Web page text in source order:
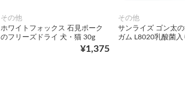
その他
ホワイトフォックス 石見ポーク
のフリーズドライ 犬・猫 30g
¥1,375
その他
サンライズ ゴン太
ガム L8020乳酸菌入